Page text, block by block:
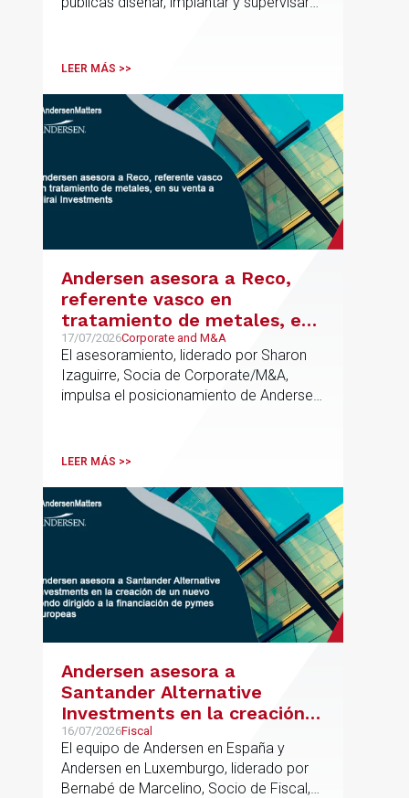
cumplimiento normativo desde el origen.
metodología propia de gestión de
riesgos de IA y se alinea con la
estrategia española de IA soberana
articulada en torno a ALIA.
LEER MÁS >>
Andersen asesora a Reco,
referente vasco en
tratamiento de metales, en
su venta a Mirai Investments
17/07/2026Corporate and M&A
El asesoramiento, liderado por Sharon
Izaguirre, Socia de Corporate/M&A,
impulsa el posicionamiento de Andersen
procesos estratégicos de M&A
LEER MÁS >>
Andersen asesora a
Santander Alternative
Investments en la creación
de un nuevo fondo dirigido a
la financiación de pymes
europeas
16/07/2026Fiscal
El equipo de Andersen en España y
Andersen en Luxemburgo, liderado por
Bernabé de Marcelino, Socio de Fiscal,